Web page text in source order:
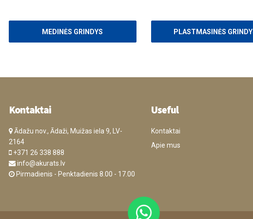
MEDINĖS GRINDYS PLASTMASINĖS
Kontaktai
Ādažu nov., Ādaži, Muižas iela 9, LV-
2164
+371 26 338 888
info@akurats.lv
Pirmadienis - Penktadienis 8.00 - 17.00
Useful
Kontaktai
Apie mus